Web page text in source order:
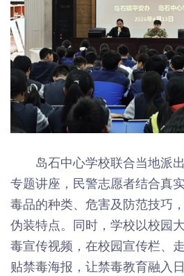
岛石中心学校联合当地派
专题讲座，民警志愿者结合真
毒品的种类、危害及防范技巧
伪装特点。同时，学校以校园
毒宣传视频，在校园宣传栏、
贴禁毒海报，让禁毒教育融入